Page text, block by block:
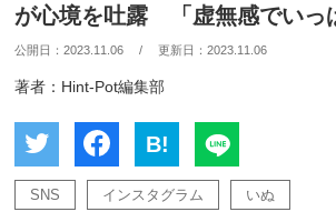
が心境を吐露 「虚無感でいっ
公開日：2023.11.06 / 更新日：2023.11.06
著者：Hint-Pot編集部
B!
SNS インスタグラム いぬ